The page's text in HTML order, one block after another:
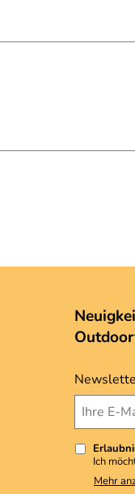
Ich
per E-
nicht an
Mehr